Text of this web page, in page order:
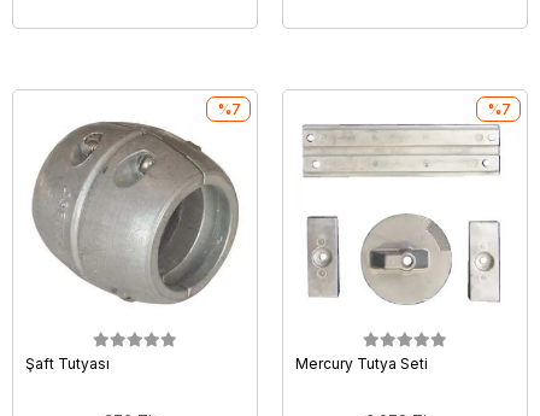
Şaft Tutyası
%7
Mercury Tutya Seti
%7